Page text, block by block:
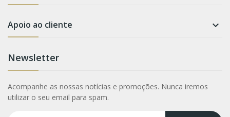
Apoio ao cliente 
Newsletter
Acompanhe as nossas notícias e promoções. Nunca iremos
utilizar o seu email para spam.